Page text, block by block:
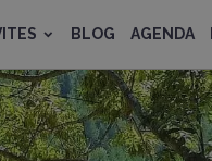
BLOG AGENDA